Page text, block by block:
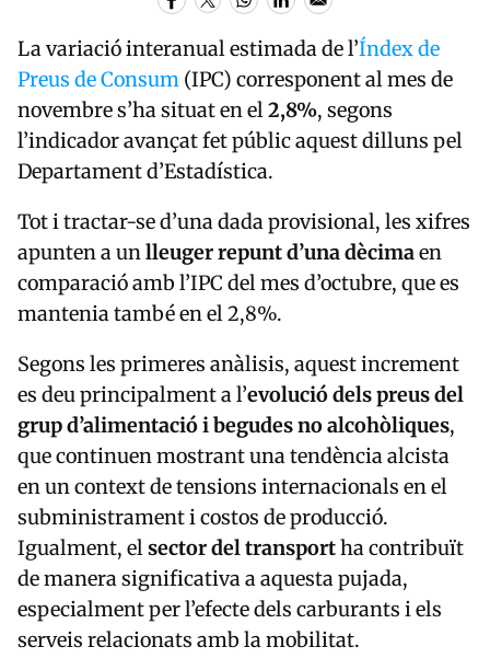
La variació interanual estimada de l’Índex de
Preus de Consum (IPC) corresponent al mes de
novembre s’ha situat en el2,8%, segons
l’indicador avançat fet públic aquest dilluns pel
Departament d’Estadística.
Tot i tractar-se d’una dada provisional, les xifres
apunten a unlleuger repunt d’una dècimaen
comparació amb l’IPC del mes d’octubre, que es
mantenia també en el 2,8%.
Segons les primeres anàlisis, aquest increment
es deu principalment a l’evolució dels preus del
grup d’alimentació i begudes no alcohòliques,
que continuen mostrant una tendència alcista
en un context de tensions internacionals en el
subministrament i costos de producció.
Igualment, elsector del transportha contribuït
de manera significativa a aquesta pujada,
especialment per l’efecte dels carburants i els
serveis relacionats amb la mobilitat.